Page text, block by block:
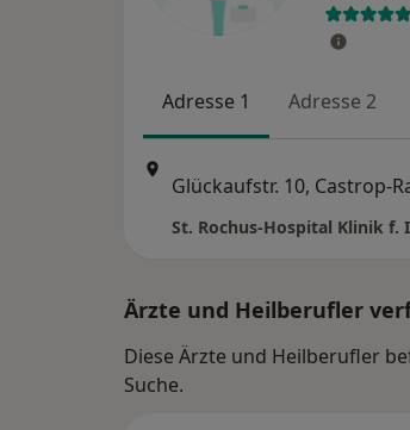
Adresse 1 Adresse 2
St. Rochus-Hospital Klinik f.
Ärzte und Heilberufler
Diese Ärzte und Heilberufler
Suche.